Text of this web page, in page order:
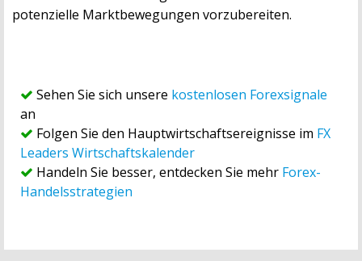
potenzielle Marktbewegungen vorzubereiten.
Sehen Sie sich unsere kostenlosen Forexsignale
an
Folgen Sie den Hauptwirtschaftsereignisse im FX
Leaders Wirtschaftskalender
Handeln Sie besser, entdecken Sie mehr Forex-
Handelsstrategien